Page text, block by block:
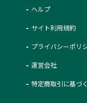
ヘルプ
サイト利用規約
プライバシーポリ
運営会社
特定商取引に基づ